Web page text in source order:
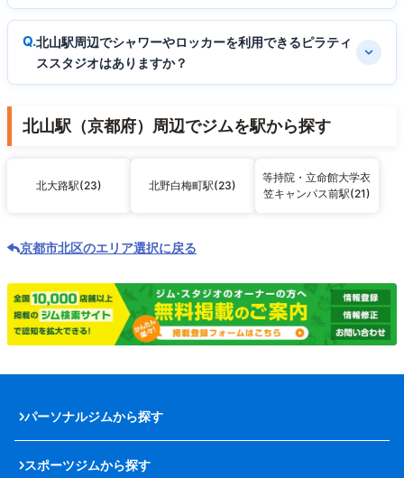
北山駅周辺でシャワーやロッカーを利用できるピラティ
ススタジオはありますか？
北山駅（京都府）周辺でジムを駅から探す
北大路駅(23) 北野白梅町駅(23)
等持院・立命館大学衣
笠キャンパス前駅(21)
京都市北区のエリア選択に戻る
パーソナルジムから探す
スポーツジムから探す